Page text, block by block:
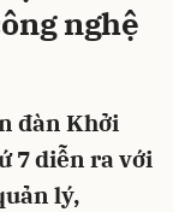
nghệ
đàn Khởi
7 diễn ra với
lý,
Hủy